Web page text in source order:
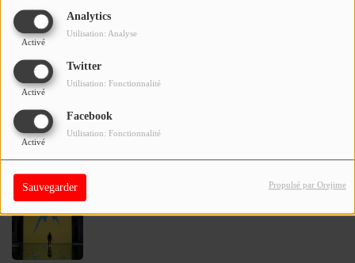
Analytics
Activé
Utilisation: Analyse
Twitter
Activé
Utilisation: Fonctionnalité
Facebook
Activé
Utilisation: Fonctionnalité
Sauvegarder Propulsé par Orejime
2 COSMO
LE COACH (FEAT. VINCENZO)
4